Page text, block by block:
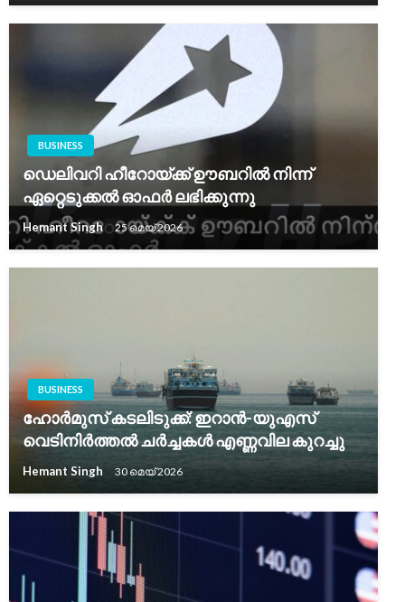
BUSINESS
ഡെലിവറി ഹീറോയ്ക്ക് ഊബറിൽ നിന്ന്
ഏറ്റെടുക്കൽ ഓഫർ ലഭിക്കുന്നു
Hemant Singh 25 മെയ്‌ 2026
BUSINESS
ഹോർമുസ് കടലിടുക്ക്: ഇറാൻ-യുഎസ്
വെടിനിർത്തൽ ചർച്ചകൾ എണ്ണവില കുറച്ചു
Hemant Singh 30 മെയ്‌ 2026